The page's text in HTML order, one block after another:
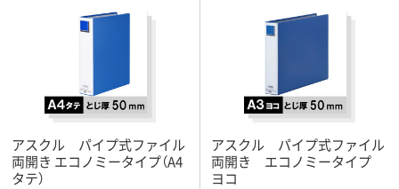
アスクル パイプ式ファイル
両開き エコノミータイプ（A4
タテ）
アスクル パイプ式ファイル
両開き エコノミータイプ
ヨコ